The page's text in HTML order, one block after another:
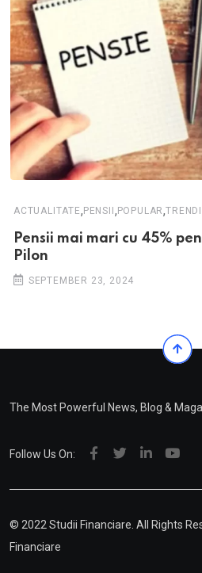
ACTUALITATE, PENSII , POPULAR,
Pensii mai mari cu 45%
Pilon
SEPTEMBER 23, 2024
The Most Powerful News, Blog &
Follow Us On:
© 2022 Studii Financiare. All Rights
Financiare